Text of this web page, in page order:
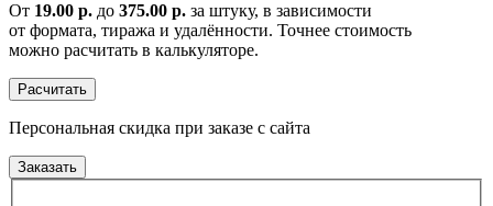
От 19.00 р. до 375.00 р. за штуку, в зависимости
от формата, тиража и удалённости. Точнее стоимость
можно расчитать в калькуляторе.
Расчитать
Персональная скидка при заказе с сайта
Заказать